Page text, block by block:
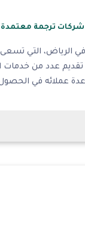
شركات ترجمة معتمدة
في الرياض، التي
عدد من خدمات
عملائه في